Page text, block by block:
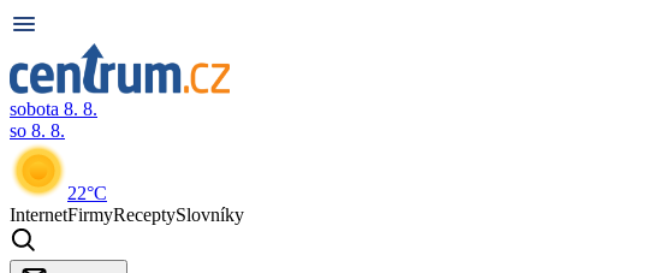
sobota 8. 8.
so 8. 8.
22°C
InternetFirmyReceptySlovníky